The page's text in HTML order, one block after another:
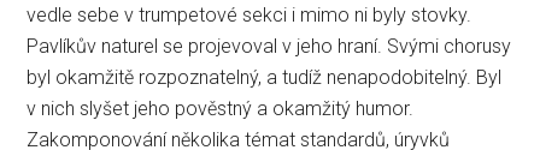
vedle sebe v trumpetové sekci i mimo ni byly stovky.
Pavlíkův naturel se projevoval v jeho hraní. Svými chorusy
byl okamžitě rozpoznatelný, a tudíž nenapodobitelný. Byl
v nich slyšet jeho pověstný a okamžitý humor.
Zakomponování několika témat standardů, úryvků